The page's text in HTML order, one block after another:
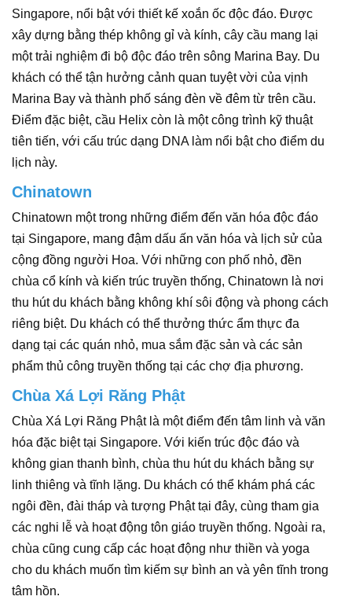
Singapore, nổi bật với thiết kế xoắn ốc độc đáo. Được
xây dựng bằng thép không gỉ và kính, cây cầu mang lại
một trải nghiệm đi bộ độc đáo trên sông Marina Bay. Du
khách có thể tận hưởng cảnh quan tuyệt vời của vịnh
Marina Bay và thành phố sáng đèn về đêm từ trên cầu.
Điểm đặc biệt, cầu Helix còn là một công trình kỹ thuật
tiên tiến, với cấu trúc dạng DNA làm nổi bật cho điểm du
lịch này.
Chinatown
Chinatown một trong những điểm đến văn hóa độc đáo
tại Singapore, mang đậm dấu ấn văn hóa và lịch sử của
cộng đồng người Hoa. Với những con phố nhỏ, đền
chùa cổ kính và kiến trúc truyền thống, Chinatown là nơi
thu hút du khách bằng không khí sôi động và phong cách
riêng biệt. Du khách có thể thưởng thức ẩm thực đa
dạng tại các quán nhỏ, mua sắm đặc sản và các sản
phẩm thủ công truyền thống tại các chợ địa phương.
Chùa Xá Lợi Răng Phật
Chùa Xá Lợi Răng Phật là một điểm đến tâm linh và văn
hóa đặc biệt tại Singapore. Với kiến trúc độc đáo và
không gian thanh bình, chùa thu hút du khách bằng sự
linh thiêng và tĩnh lặng. Du khách có thể khám phá các
ngôi đền, đài tháp và tượng Phật tại đây, cùng tham gia
các nghi lễ và hoạt động tôn giáo truyền thống. Ngoài ra,
chùa cũng cung cấp các hoạt động như thiền và yoga
cho du khách muốn tìm kiếm sự bình an và yên tĩnh trong
tâm hồn.